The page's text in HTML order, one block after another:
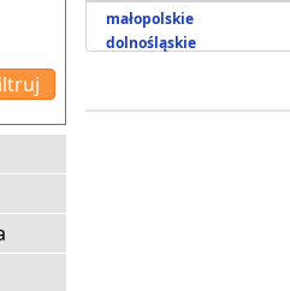
małopolskie
dolnośląskie